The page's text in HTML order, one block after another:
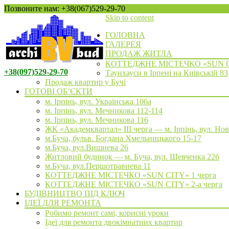
Позвоните нам: +38(067)529-29-70
+38(097)529-29-70
Skip to content
ГОЛОВНА
ГАЛЕРЕЯ
ПРОДАЖ ЖИТЛА
КОТТЕДЖНЕ МІСТЕЧКО «SUN
Таунхауси в Ірпені на Київській 83
Продаж квартир у Бучі
ГОТОВІ ОБ’ЄКТИ
м. Ірпінь, вул. Українська 106а
м. Ірпінь, вул. Мечникова 112-114
м. Ірпінь, вул. Мечникова 116
ЖК «Академквартал» III черга — м. Ірпінь, вул.
м.Буча, бульв. Богдана Хмельницького 15-17
м.Буча, вул.Вишнева 26
Житловий будинок — м. Буча, вул. Шевченка 22б
м.Буча, вул.Першотравнева 11
КОТТЕДЖНЕ МІСТЕЧКО «SUN CITY» 1 черга
КОТТЕДЖНЕ МІСТЕЧКО «SUN CITY» 2-а черга
БУДІВНИЦТВО ПІД КЛЮЧ
ІДЕЇ ДЛЯ РЕМОНТА
Робимо ремонт самі, корисні уроки
Ідеї для ремонта двокімнатних квартир